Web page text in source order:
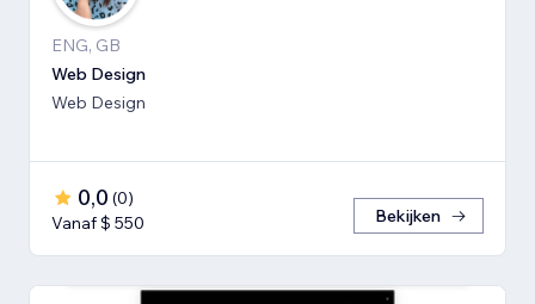
ENG, GB
Web Design
Web Design
0,0 (0)
Vanaf $ 550
Bekijken